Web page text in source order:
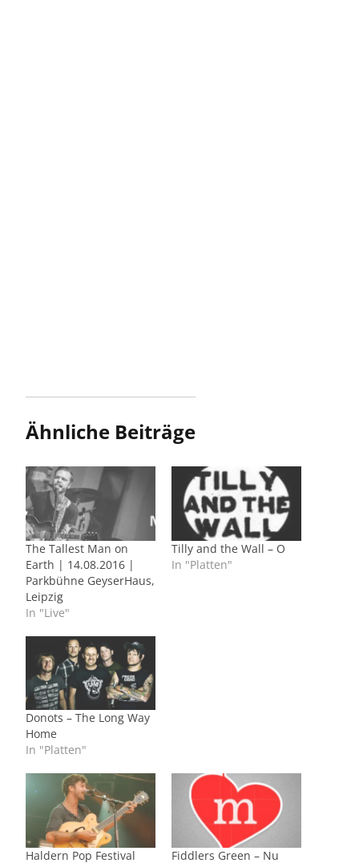
Ähnliche Beiträge
The Tallest Man on
Earth | 14.08.2016 |
Parkbühne GeyserHaus,
Leipzig
In "Live"
Tilly and the Wall – O
In "Platten"
Donots – The Long Way
Home
In "Platten"
Haldern Pop Festival
Fiddlers Green – Nu